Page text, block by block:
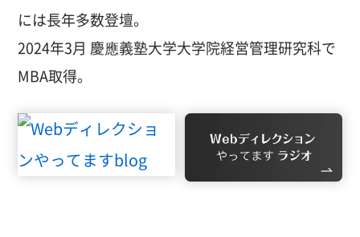
には長年多数登壇。
2024年3月 慶應義塾大学大学院経営管理研究科で
MBA取得。